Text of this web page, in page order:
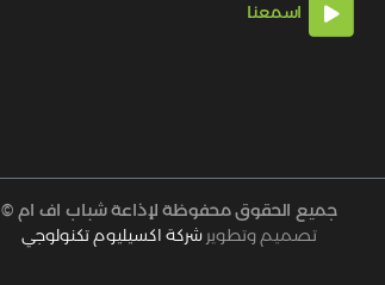
اسمعنا
جميع الحقوق محفوظة لإذاعة شباب اف ام ©
تصميم وتطوير شركة اكسيليوم تكنولوجي